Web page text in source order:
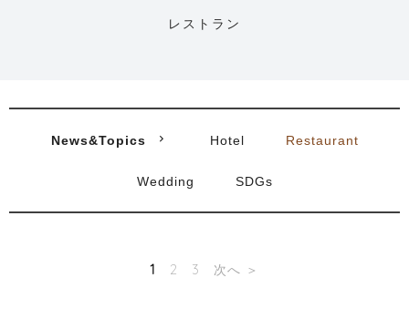
レストラン
News&Topics Hotel Restaurant
Wedding SDGs
1 2 3 次へ ＞